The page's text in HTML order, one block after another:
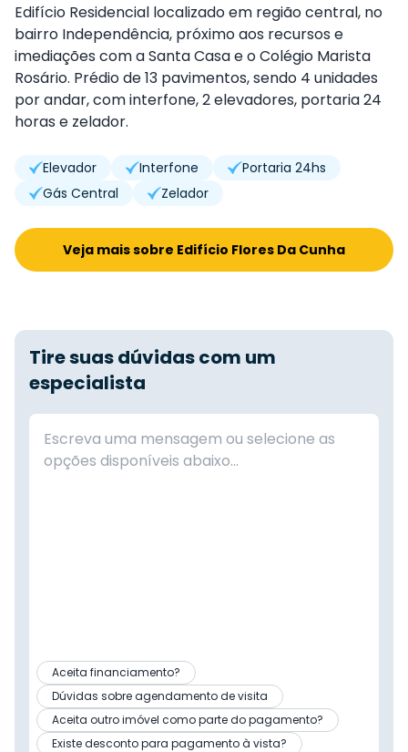
Edifício Residencial localizado em região central, no
bairro Independência, próximo aos recursos e
imediações com a Santa Casa e o Colégio Marista
Rosário. Prédio de 13 pavimentos, sendo 4 unidades
por andar, com interfone, 2 elevadores, portaria 24
horas e zelador.
Elevador Interfone
Portaria 24hs
Gás Central
Zelador
Veja mais sobre Edifício Flores Da Cunha
Tire suas dúvidas com um
especialista
Aceita financiamento?
Dúvidas sobre agendamento de visita
Aceita outro imóvel como parte do pagamento?
Existe desconto para pagamento à vista?